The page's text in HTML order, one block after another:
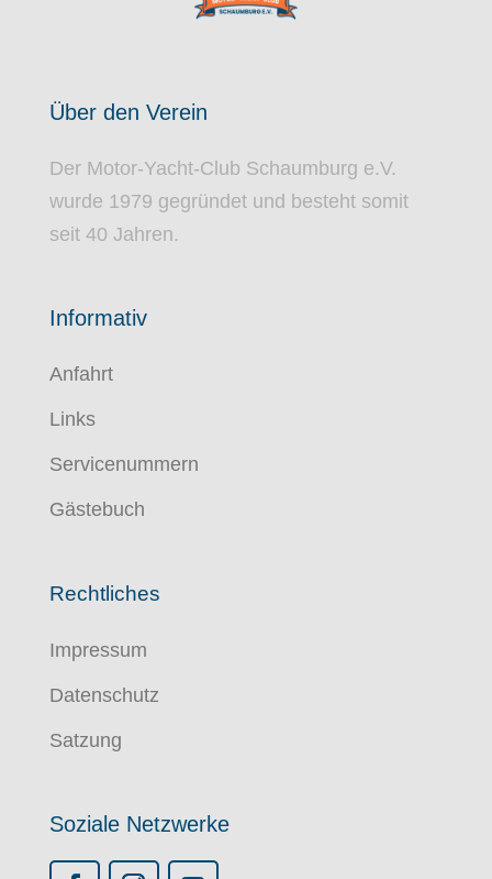
Über den Verein
Der Motor-Yacht-Club Schaumburg e.V.
wurde 1979 gegründet und besteht somit
seit 40 Jahren.
Informativ
Anfahrt
Links
Servicenummern
Gästebuch
Rechtliches
Impressum
Datenschutz
Satzung
Soziale Netzwerke